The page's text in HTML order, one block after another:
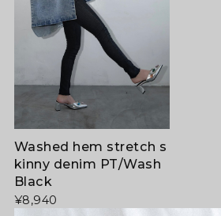
Washed hem stretch s
kinny denim PT/Wash
Black
¥8,940